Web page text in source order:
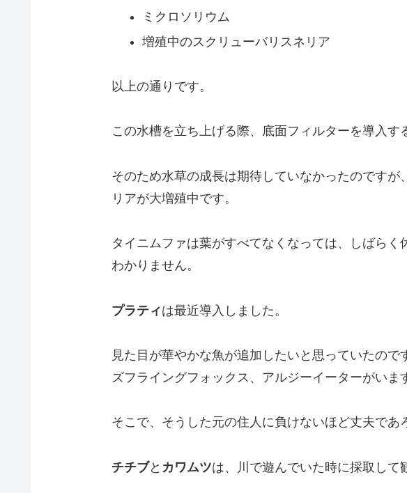
ミクロソリウム
増殖中のスクリューバリスネリア
以上の通りです。
この水槽を立ち上げる際、底面フィルターを導入す
そのため水草の成長は期待していなかったのです
リアが大増殖中です。
タイニムファは葉がすべてなくなっては、しばら
わかりません。
プラティは最近導入しました。
見た目が華やかな魚が追加したいと思っていたの
ズフライングフォックス、アルジーイーターがいま
そこで、そうした元の住人に負けないほど丈夫であ
チチブと カワムツは、川で遊んでいた時に採取して